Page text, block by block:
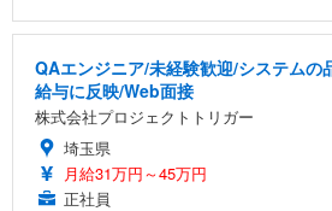
QAエンジニア/未経験歓迎/システムの
給与に反映/Web面接
株式会社プロジェクトトリガー
埼玉県
月給31万円～45万円
正社員